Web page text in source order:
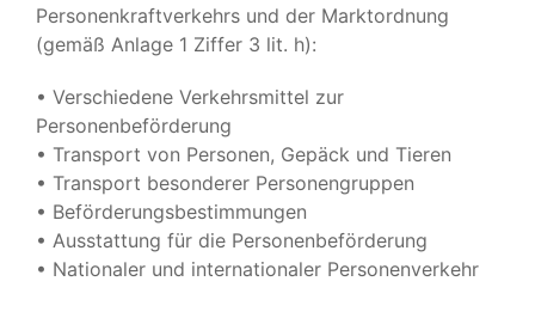
Personenkraftverkehrs und der Marktordnung
(gemäß Anlage 1 Ziffer 3 lit. h):
• Verschiedene Verkehrsmittel zur
Personenbeförderung
• Transport von Personen, Gepäck und Tieren
• Transport besonderer Personengruppen
• Beförderungsbestimmungen
• Ausstattung für die Personenbeförderung
• Nationaler und internationaler Personenverkehr